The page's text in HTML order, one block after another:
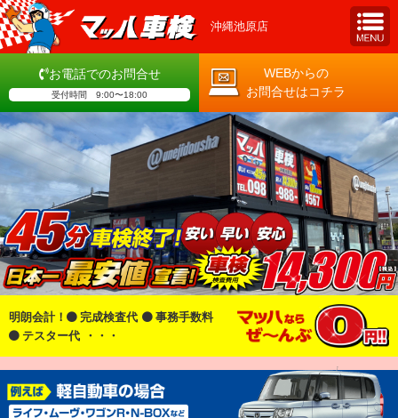
沖縄池原店
お電話でのお問合せ
受付時間 9:00〜18:00
WEBからの
お問合せはコチラ
明朗会計！ 完成検査代
事務手数料
テスター代
・・・